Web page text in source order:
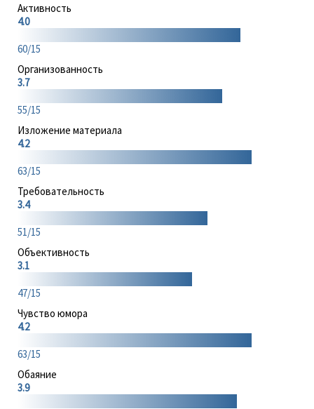
Активность
4.0
60/15
Организованность
3.7
55/15
Изложение материала
4.2
63/15
Требовательность
3.4
51/15
Объективность
3.1
47/15
Чувство юмора
4.2
63/15
Обаяние
3.9